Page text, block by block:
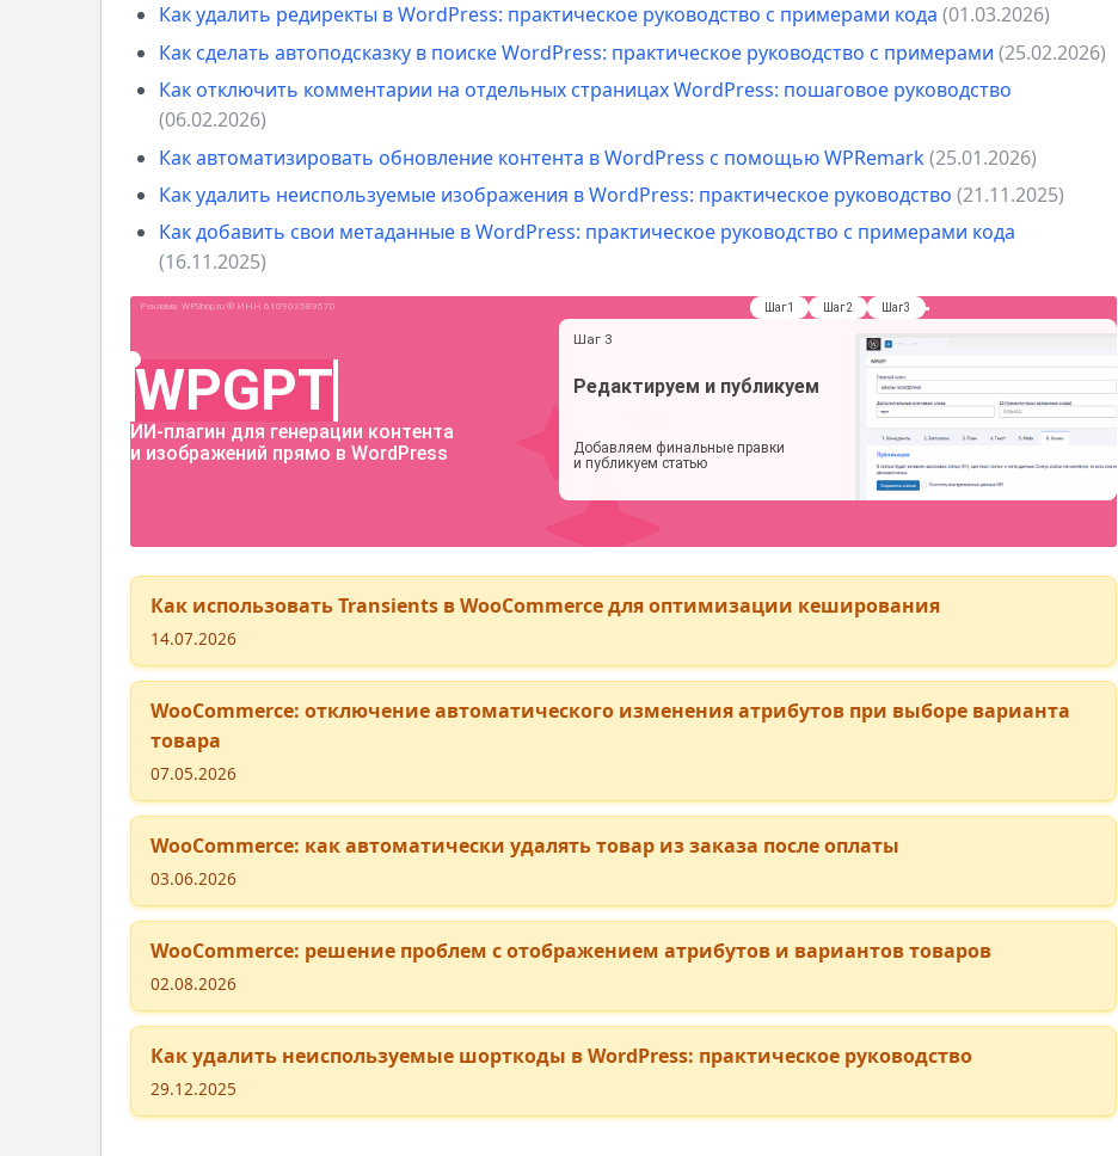
Как удалить редиректы в WordPress: практическое руководство с примерами кода (01.03.2026)
Как сделать автоподсказку в поиске WordPress: практическое руководство с примерами (25.02.2026)
Как отключить комментарии на отдельных страницах WordPress: пошаговое руководство
(06.02.2026)
Как автоматизировать обновление контента в WordPress с помощью WPRemark(25.01.2026)
Как удалить неиспользуемые изображения в WordPress: практическое руководство (21.11.2025)
Как добавить свои метаданные в WordPress: практическое руководство с примерами кода
(16.11.2025)
Как использовать Transients в WooCommerce для оптимизации кеширования
14.07.2026
WooCommerce: отключение автоматического изменения атрибутов при выборе варианта
товара
07.05.2026
WooCommerce: как автоматически удалять товар из заказа после оплаты
03.06.2026
WooCommerce: решение проблем с отображением атрибутов и вариантов товаров
02.08.2026
Как удалить неиспользуемые шорткоды в WordPress: практическое руководство
29.12.2025